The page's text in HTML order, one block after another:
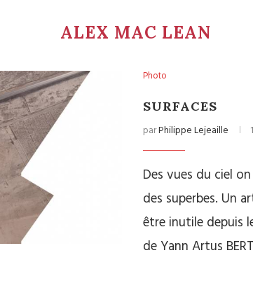
ALEX MAC LEAN
Photo
SURFACES
parPhilippe Lejeaille
Des vues du ciel
des superbes. Un
être inutile depuis
de Yann Artus